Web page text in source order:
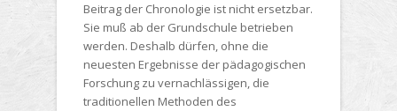
Beitrag der Chronologie ist nicht ersetzbar.
Sie muß ab der Grundschule betrieben
werden. Deshalb dürfen, ohne die
neuesten Ergebnisse der pädagogischen
Forschung zu vernachlässigen, die
traditionellen Methoden des